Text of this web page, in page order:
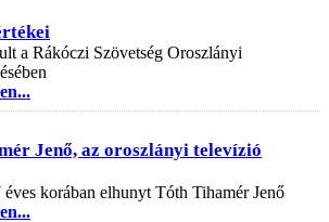
a Rákóczi Szövetség Oroszlányi
Jenő, az oroszlányi televízió
korában elhunyt Tóth Tihamér Jenő